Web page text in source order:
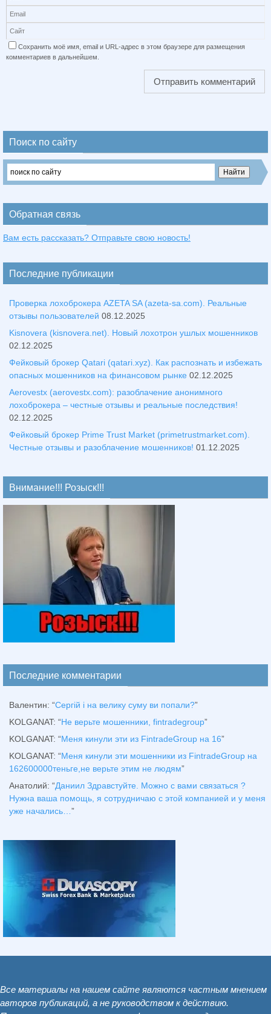
Сохранить моё имя, email и URL-адрес в этом браузере для размещения
комментариев в дальнейшем.
Поиск по сайту
Обратная связь
Вам есть рассказать? Отправьте свою новость!
Последние публикации
Проверка лохоброкера AZETA SA (azeta-sa.com). Реальные
отзывы пользователей 08.12.2025
Kisnovera (kisnovera.net). Новый лохотрон ушлых мошенников
02.12.2025
Фейковый брокер Qatari (qatari.xyz). Как распознать и избежать
опасных мошенников на финансовом рынке 02.12.2025
Aerovestx (aerovestx.com): разоблачение анонимного
лохоброкера – честные отзывы и реальные последствия!
02.12.2025
Фейковый брокер Prime Trust Market (primetrustmarket.com).
Честные отзывы и разоблачение мошенников! 01.12.2025
Внимание!!! Розыск!!!
Последние комментарии
Валентин: “Сергій і на велику суму ви попали?”
KOLGANAT: “Не верьте мошенники, fintradegroup”
KOLGANAT: “Меня кинули эти из FintradeGroup на 16”
KOLGANAT: “Меня кинули эти мошенники из FintradeGroup на
162600000теньге,не верьте этим не людям”
Анатолий: “Даниил Здравстуйте. Можно с вами связаться ?
Нужна ваша помощь, я сотрудничаю с этой компанией и у меня
уже начались… ”
Все материалы на нашем сайте являются частным мнением
авторов публикаций, а не руководством к действию.